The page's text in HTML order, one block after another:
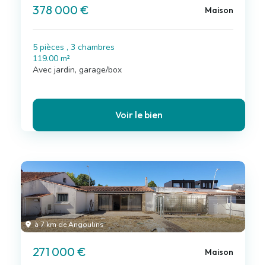
378 000 € Maison
5 pièces , 3 chambres
119.00 m²
Avec jardin, garage/box
Voir le bien
à 7 km de Angoulins
271 000 € Maison